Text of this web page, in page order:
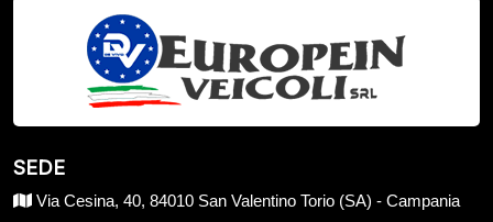
SEDE
Via Cesina, 40, 84010 San Valentino Torio (SA) - Campania